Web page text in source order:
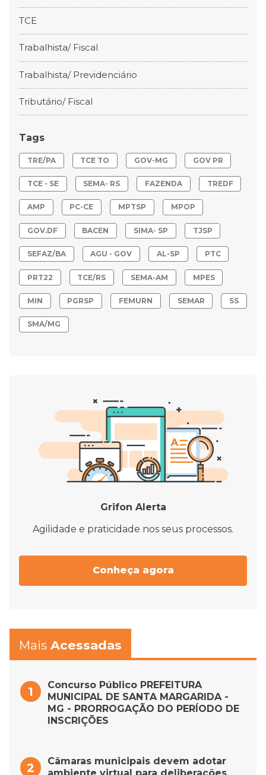
TCE
Trabalhista/ Fiscal
Trabalhista/ Previdenciário
Tributário/ Fiscal
Tags
TRE/PA TCE TO GOV-MG GOV PR
TCE - SE SEMA- RS FAZENDA TREDF
AMP PC-CE MPTSP MPOP
GOV.DF BACEN SIMA- SP TJSP
SEFAZ/BA AGU - GOV AL-SP PTC
PRT22 TCE/RS SEMA-AM MPES
MIN PGRSP FEMURN SEMAR SS
SMA/MG
Grifon Alerta
Agilidade e praticidade nos seus processos.
Conheça agora
Mais Acessadas
Concurso Público PREFEITURA
MUNICIPAL DE SANTA MARGARIDA -
MG - PRORROGAÇÃO DO PERÍODO DE
INSCRIÇÕES
Câmaras municipais devem adotar